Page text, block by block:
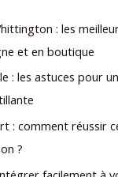
: les
et en boutique
: les astuces pour
: comment réussir
?